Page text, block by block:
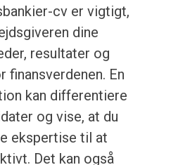
cv er vigtigt,
dine
resultater og
finansverdenen. En
kan differentiere
og vise, at du
ekspertise til at
Det kan også